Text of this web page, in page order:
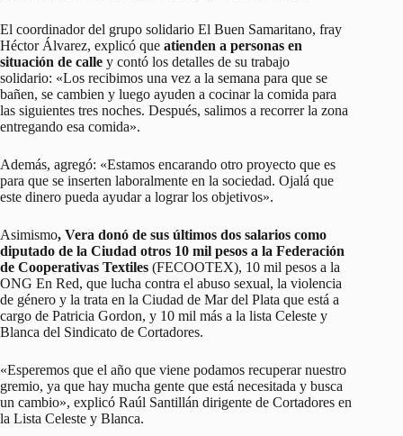
El coordinador del grupo solidario El Buen Samaritano, fray
Héctor Álvarez, explicó que atienden a personas en
situación de calle y contó los detalles de su trabajo
solidario: «Los recibimos una vez a la semana para que se
bañen, se cambien y luego ayuden a cocinar la comida para
las siguientes tres noches. Después, salimos a recorrer la zona
entregando esa comida».
Además, agregó: «Estamos encarando otro proyecto que es
para que se inserten laboralmente en la sociedad. Ojalá que
este dinero pueda ayudar a lograr los objetivos».
Asimismo, Vera donó de sus últimos dos salarios como
diputado de la Ciudad otros 10 mil pesos a la Federación
de Cooperativas Textiles (FECOOTEX), 10 mil pesos a la
ONG En Red, que lucha contra el abuso sexual, la violencia
de género y la trata en la Ciudad de Mar del Plata que está a
cargo de Patricia Gordon, y 10 mil más a la lista Celeste y
Blanca del Sindicato de Cortadores.
«Esperemos que el año que viene podamos recuperar nuestro
gremio, ya que hay mucha gente que está necesitada y busca
un cambio», explicó Raúl Santillán dirigente de Cortadores en
la Lista Celeste y Blanca.